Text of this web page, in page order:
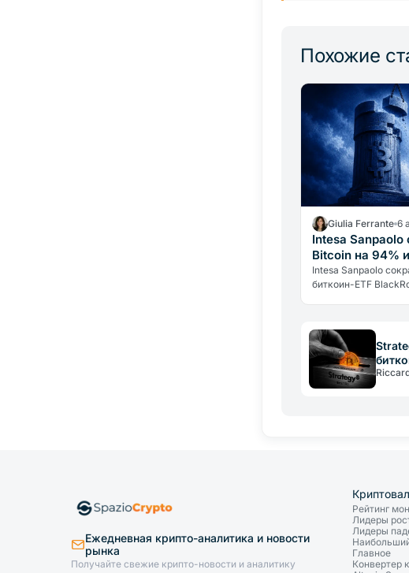
Похожие
Giulia Ferrante 6
Intesa Sanpaolo
Bitcoin на 94%
позицию в
Intesa Sanpaolo
биткоин-ETF
Ежедневная крипто-аналитика и новости
рынка
Получайте свежие крипто-новости и аналитику
Рейтинг
Лидеры
Лидеры
Главное
Конвертер